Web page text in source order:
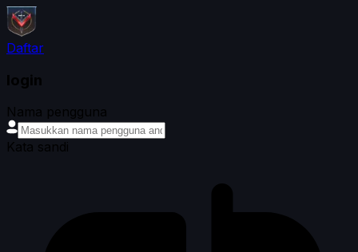
Daftar
login
Nama pengguna
Kata sandi